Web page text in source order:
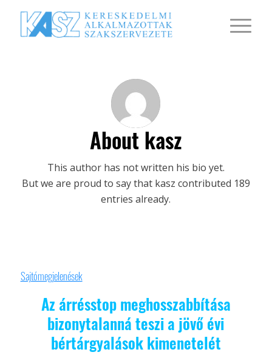
Aboutkasz
This author has not written his bio yet.
But we are proud to say that kasz contributed 189
entries already.
Sajtómegjelenések
Az árrésstop meghosszabbítása
bizonytalanná teszi a jövő évi
bértárgyalások kimenetelét